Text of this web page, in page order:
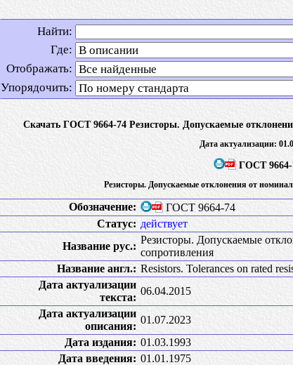
Найти:
Где:
Отображать:
Упорядочить:
Скачать ГОСТ 9664-74 Резисторы. Допускаемые
Дата актуализации:
ГОСТ 9664-
Резисторы. Допускаемые отклонения от
Обозначение:
ГОСТ 9664-74
Статус: действует
Название рус.:
Резисторы. Допускаемые
сопротивления
Название англ.: Resistors. Tolerances on rated
Дата актуализации
текста:
06.04.2015
Дата актуализации
описания:
01.07.2023
Дата издания: 01.03.1993
Дата введения: 01.01.1975